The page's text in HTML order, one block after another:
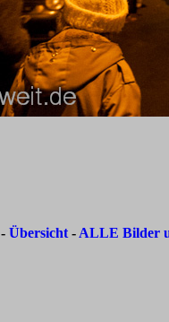
-Übersicht- ALLE Bilder